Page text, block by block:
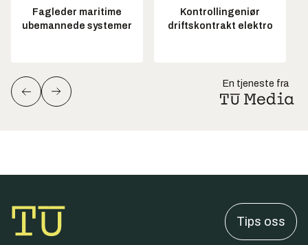
Fagleder maritime
ubemannede systemer
Kontrollingeniør
driftskontrakt elektro
En tjeneste fra
Tips oss